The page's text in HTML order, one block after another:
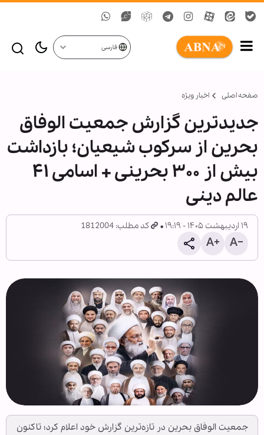
فارسی
صفحه اصلی اخبار ویژه
جدیدترین گزارش جمعیت الوفاق
بحرین از سرکوب شیعیان؛ بازداشت
بیش از ۳۰۰ بحرینی + اسامی ۴۱
عالم دینی
۱۹ اردیبهشت ۱۴۰۵ - ۱۹:۱۹ کد مطلب: 1812004
جمعیت الوفاق بحرین در تازه‌ترین گزارش خود اعلام کرد؛ تاکنون